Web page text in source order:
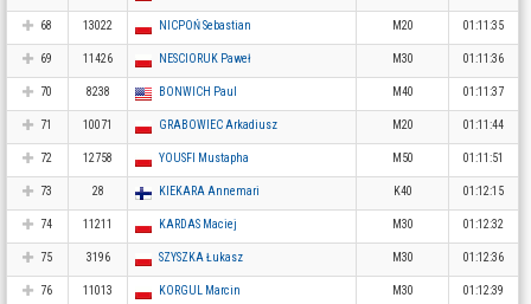
68 13022 NICPOŃ Sebastian M20 01:11:35
69 11426 NESCIORUK Paweł M30 01:11:36
70 8238 BONWICH Paul M40 01:11:37
71 10071 GRABOWIEC Arkadiusz M20 01:11:44
72 12758 YOUSFI Mustapha M50 01:11:51
73 28 KIEKARA Annemari K40 01:12:15
74 11211 KARDAS Maciej M30 01:12:32
75 3196 SZYSZKA Łukasz M30 01:12:36
76 11013 KORGUL Marcin M30 01:12:39